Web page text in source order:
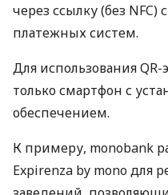
через ссылку (без NFC)
платежных систем.
Для использования
только смартфон с
обеспечением.
К примеру, monobank
Expirenza by mono для